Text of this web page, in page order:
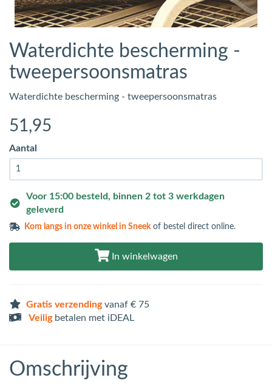
Waterdichte bescherming -
tweepersoonsmatras
Waterdichte bescherming - tweepersoonsmatras
51,95
Aantal
Voor 15:00 besteld, binnen 2 tot 3 werkdagen
geleverd
Kom langs inonze winkel in Sneekof bestel direct online.
In winkelwagen
Gratis verzendingvanaf € 75
Veiligbetalen met iDEAL
Omschrijving